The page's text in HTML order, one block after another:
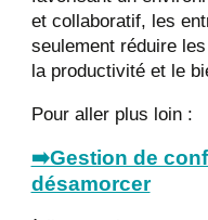
et collaboratif, les
seulement réduire
la productivité et le
Pour aller plus loin :
➡️Gestion de
désamorcer